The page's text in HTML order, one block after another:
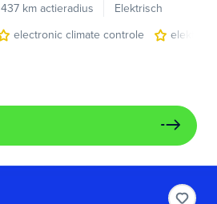
437 km actieradius
Elektrisch
electronic climate controle